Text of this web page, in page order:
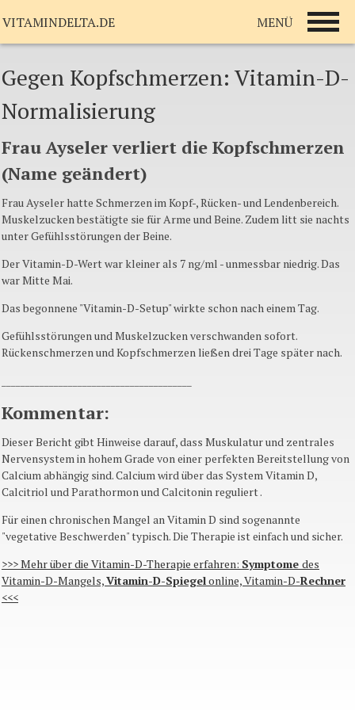
Gegen Kopfschmerzen: Vitamin-D-
Normalisierung
Frau Ayseler verliert die Kopfschmerzen
(Name geändert)
Frau Ayseler hatte Schmerzen im Kopf-, Rücken- und Lendenbereich.
Muskelzucken bestätigte sie für Arme und Beine. Zudem litt sie nachts
unter Gefühlsstörungen der Beine.
Der Vitamin-D-Wert war kleiner als 7 ng/ml - unmessbar niedrig. Das
war Mitte Mai.
Das begonnene "Vitamin-D-Setup" wirkte schon nach einem Tag.
Gefühlsstörungen und Muskelzucken verschwanden sofort.
Rückenschmerzen und Kopfschmerzen ließen drei Tage später nach.
Kommentar:
Dieser Bericht gibt Hinweise darauf, dass Muskulatur und zentrales
Nervensystem in hohem Grade von einer perfekten Bereitstellung von
Calcium abhängig sind. Calcium wird über das System Vitamin D,
Calcitriol und Parathormon und Calcitonin reguliert .
Für einen chronischen Mangel an Vitamin D sind sogenannte
"vegetative Beschwerden" typisch. Die Therapie ist einfach und sicher.
>>> Mehr über die Vitamin-D-Therapie erfahren: Symptome des
Vitamin-D-Mangels,Vitamin-D-Spiegelonline, Vitamin-D-Rechner
<<<
VITAMINDELTA.DE MENÜ